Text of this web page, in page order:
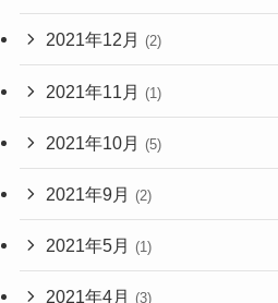
2021年12月 (2)
2021年11月 (1)
2021年10月 (5)
2021年9月 (2)
2021年5月 (1)
2021年4月 (3)